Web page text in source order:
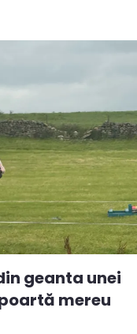
geanta unei
mereu